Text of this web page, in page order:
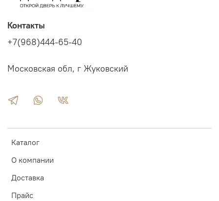
Каталог
О компании
Доставка
Прайс
Контакты
+7(968)444-65-40
Московская обл, г Жуковский